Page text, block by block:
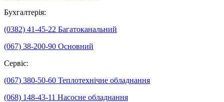
Бухгалтерія:
(0382) 41-45-22 Багатоканальний
(067) 38-200-90 Основний
Сервіс:
(067) 380-50-60 Теплотехнічне обладнання
(068) 148-43-11 Насосне обладнання